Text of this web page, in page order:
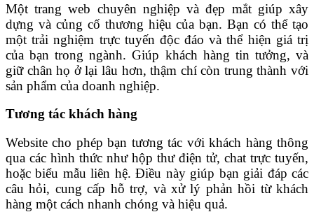
Một trang web chuyên nghiệp và đẹp mắt giúp xây
dựng và củng cố thương hiệu của bạn. Bạn có thể tạo
một trải nghiệm trực tuyến độc đáo và thể hiện giá trị
của bạn trong ngành. Giúp khách hàng tin tưởng, và
giữ chân họ ở lại lâu hơn, thậm chí còn trung thành với
sản phẩm của doanh nghiệp.
Tương tác khách hàng
Website cho phép bạn tương tác với khách hàng thông
qua các hình thức như hộp thư điện tử, chat trực tuyến,
hoặc biểu mẫu liên hệ. Điều này giúp bạn giải đáp các
câu hỏi, cung cấp hỗ trợ, và xử lý phản hồi từ khách
hàng một cách nhanh chóng và hiệu quả.